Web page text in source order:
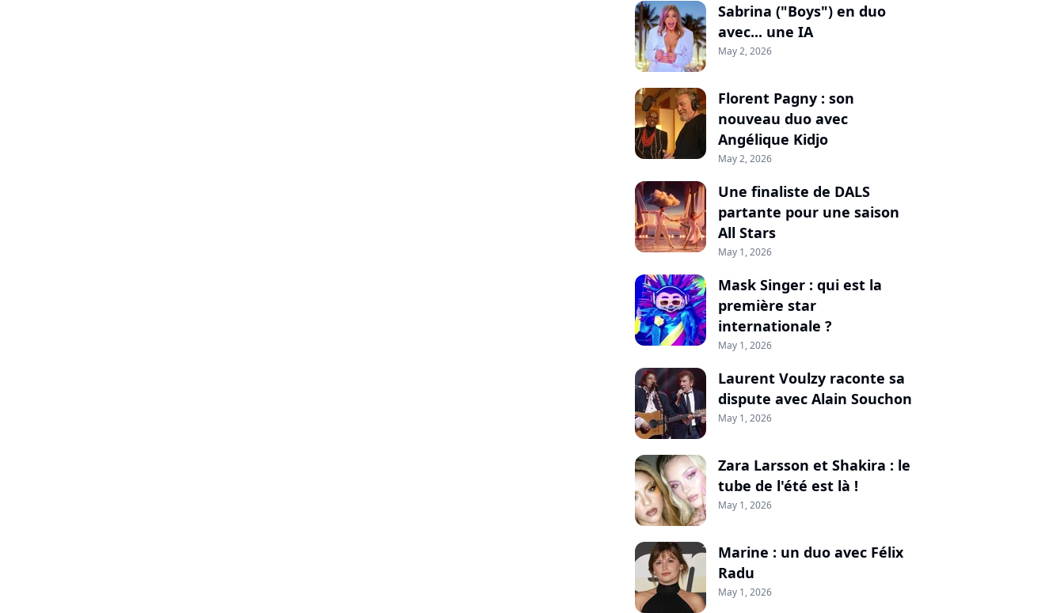
Sabrina ("Boys") en duo
avec... une IA
May 2, 2026
Florent Pagny : son
nouveau duo avec
Angélique Kidjo
May 2, 2026
Une finaliste de DALS
partante pour une saison
All Stars
May 1, 2026
Mask Singer : qui est la
première star
internationale ?
May 1, 2026
Laurent Voulzy raconte sa
dispute avec Alain Souchon
May 1, 2026
Zara Larsson et Shakira : le
tube de l'été est là !
May 1, 2026
Marine : un duo avec Félix
Radu
May 1, 2026